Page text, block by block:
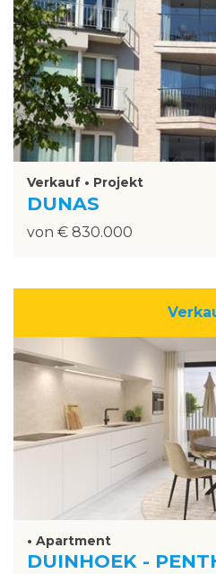
Verkauf • Projekt
DUNAS
von € 830.000
• Apartment
DUINHOEK -